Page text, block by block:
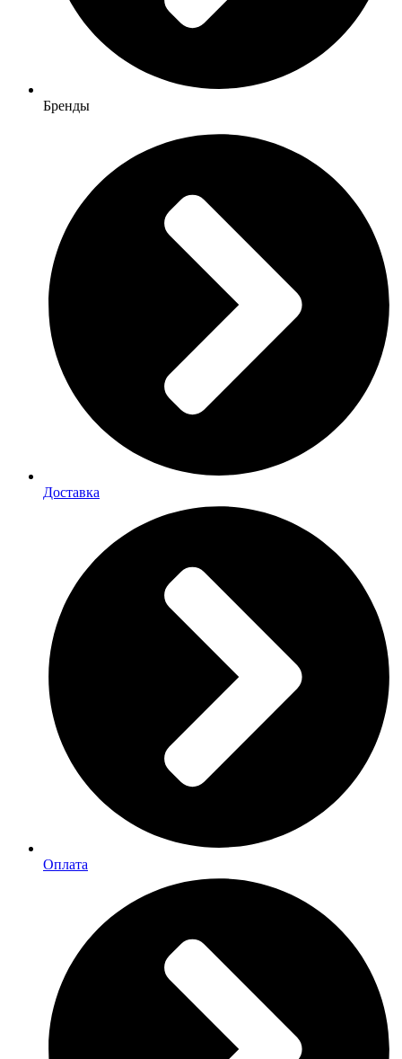
Бренды
Доставка
Оплата